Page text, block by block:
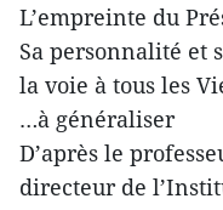
L’empreinte du
Sa personnalité et
la voie à tous les
…à généraliser
D’après le
directeur de